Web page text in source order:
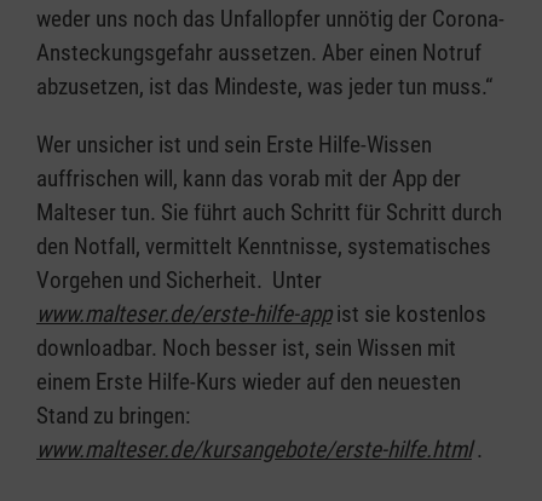
weder uns noch das Unfallopfer unnötig der Corona-
Ansteckungsgefahr aussetzen. Aber einen Notruf
abzusetzen, ist das Mindeste, was jeder tun muss.“
Wer unsicher ist und sein Erste Hilfe-Wissen
auffrischen will, kann das vorab mit der App der
Malteser tun. Sie führt auch Schritt für Schritt durch
den Notfall, vermittelt Kenntnisse, systematisches
Vorgehen und Sicherheit. Unter
www.malteser.de/erste-hilfe-app ist sie kostenlos
downloadbar. Noch besser ist, sein Wissen mit
einem Erste Hilfe-Kurs wieder auf den neuesten
Stand zu bringen:
www.malteser.de/kursangebote/erste-hilfe.html.